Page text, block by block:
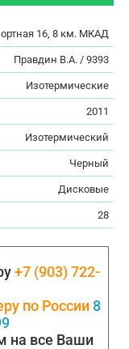
16, 8 км. МКАД
Правдин В.А. / 9393
Изотермические
2011
Изотермический
Черный
Дисковые
28
+7 (903) 722-
по России 8
на все Ваши